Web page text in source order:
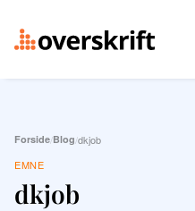
Forside/Blog/dkjob
EMNE
dkjob